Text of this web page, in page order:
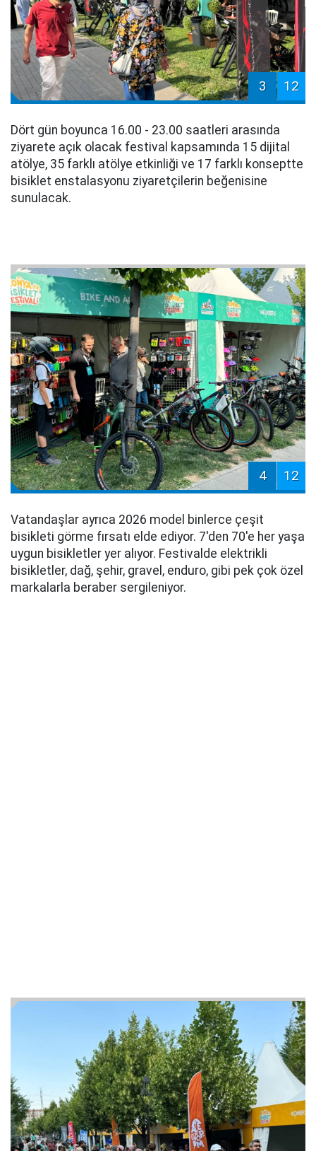
3 12
Dört gün boyunca 16.00 - 23.00 saatleri arasında
ziyarete açık olacak festival kapsamında 15 dijital
atölye, 35 farklı atölye etkinliği ve 17 farklı konseptte
bisiklet enstalasyonu ziyaretçilerin beğenisine
sunulacak.
4 12
Vatandaşlar ayrıca 2026 model binlerce çeşit
bisikleti görme fırsatı elde ediyor. 7'den 70'e her yaşa
uygun bisikletler yer alıyor. Festivalde elektrikli
bisikletler, dağ, şehir, gravel, enduro, gibi pek çok özel
markalarla beraber sergileniyor.